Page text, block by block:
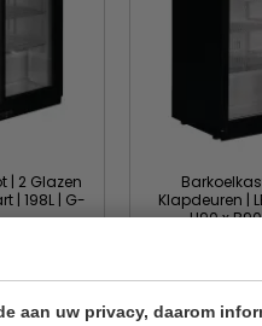
aan uw privacy, daarom
| 2 Glazen
| 198L | G-
Klapdeuren |
H90 x